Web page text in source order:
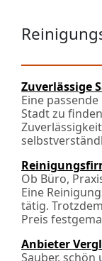
Zuverlässige
Eine
Stadt zu
Ob Büro,
Eine
tätig.
Preis
Anbieter
Sauber,